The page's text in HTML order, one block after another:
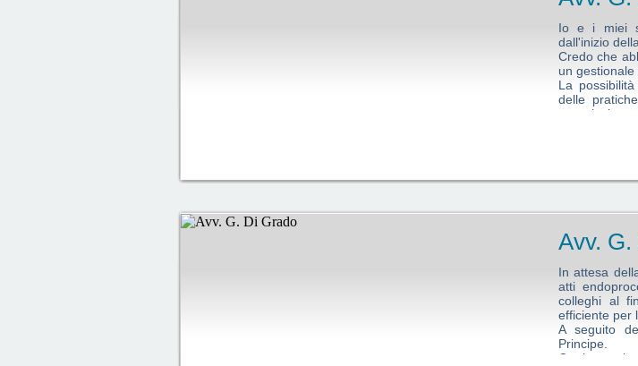
Io e i miei
dall'inizio
Credo che
un
La
delle
Oggi con un
qualunque
Senza
G. Bertuglia, socio di Legali Associati BMSL, collabora da oltre trentanni
Avv.
In attesa
atti
colleghi al
efficiente per
A seguito
Principe.
Oggi,